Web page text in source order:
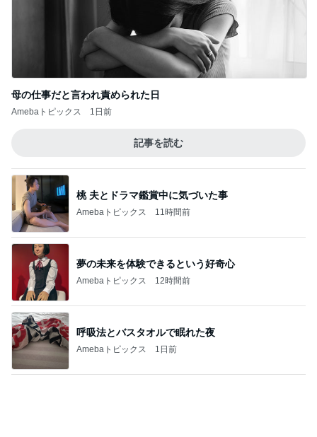
母の仕事だと言われ責められた日
Amebaトピックス 1日前
記事を読む
桃 夫とドラマ鑑賞中に気づいた事
Amebaトピックス 11時間前
夢の未来を体験できるという好奇心
Amebaトピックス 12時間前
呼吸法とバスタオルで眠れた夜
Amebaトピックス 1日前